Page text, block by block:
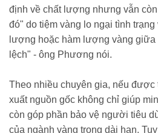
định về chất lượng nhưng vẫn
đó" do tiệm vàng lo ngại tình
lượng hoặc hàm lượng vàng giữa
lệch" - ông Phương nói.
Theo nhiều chuyên gia, nếu được
xuất nguồn gốc không chỉ giúp
còn góp phần bảo vệ người tiêu
của ngành vàng trong dài hạn.